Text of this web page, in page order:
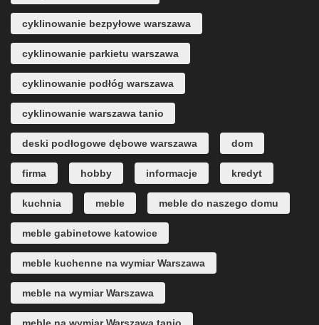
cyklinowanie bezpyłowe warszawa
cyklinowanie parkietu warszawa
cyklinowanie podłóg warszawa
cyklinowanie warszawa tanio
deski podłogowe dębowe warszawa dom
firma hobby informacje kredyt
kuchnia meble meble do naszego domu
meble gabinetowe katowice
meble kuchenne na wymiar Warszawa
meble na wymiar Warszawa